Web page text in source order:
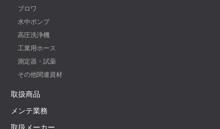
ブロワ
水中ポンプ
高圧洗浄機
工業用ホース
測定器・試薬
その他関連資材
取扱商品
メンテ業務